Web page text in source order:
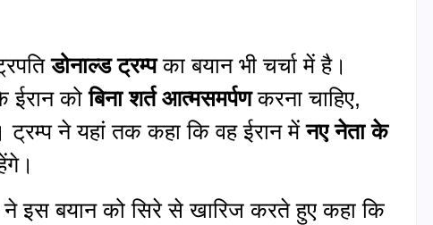
डोनाल्ड ट्रम्पका बयान भी चर्चा में है।
ईरान कोबिना शर्त आत्मसमर्पणकरना चाहिए,
ट्रम्प ने यहां तक कहा कि वह ईरान मेंनए नेता के
ने इस बयान को सिरे से खारिज करते हुए कहा कि